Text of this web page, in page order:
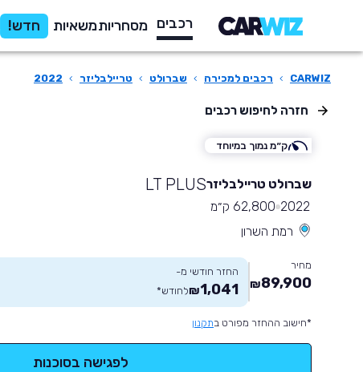
רכבים מסחריותמשאיות חדש!
CARWIZ
› רכבים למכירה › שברולט › טריילבליזר ›
2022
חזרה לחיפוש רכבים
ק״מ נמוך במיוחד
שברולט טריילבליזרLT PLUS
2022 62,800 ק״מ
רמת השרון
מחיר
89,900
₪
החזר חודשי מ-
1,041
₪לחודש*
*חישוב ההחזר מפורט בתקנון
לפגישה בסוכנות